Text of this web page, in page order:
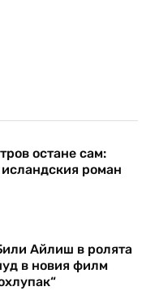
остане сам:
роман
Айлиш в ролята
в новия филм